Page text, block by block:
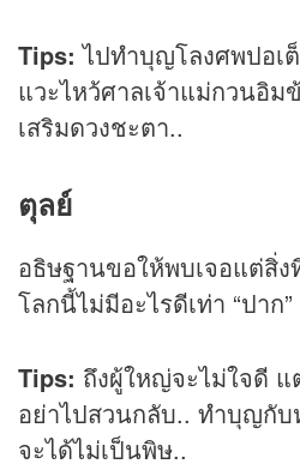
Tips: ไปทำบุญโลงศพปอเ
แวะไหว้ศาลเจ้าแม่กวนอิม
เสริมดวงชะตา..
ตุลย์
อธิษฐานขอให้พบเจอแต่สิ่ง
โลกนี้ไม่มีอะไรดีเท่า “ปาก
Tips: ถึงผู้ใหญ่จะไม่ใจดี แ
อย่าไปสวนกลับ.. ทำบุญกับ
จะได้ไม่เป็นพิษ..